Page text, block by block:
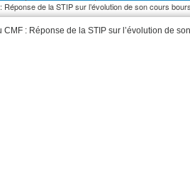
Réponse de la STIP sur l’évolution de son cours
CMF : Réponse de la STIP sur l’évolution de